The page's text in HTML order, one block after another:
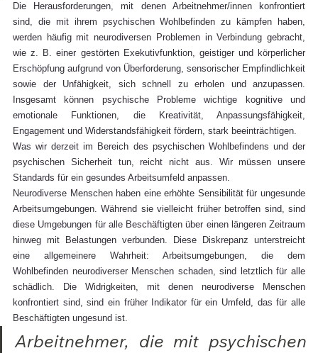
Die Herausforderungen, mit denen Arbeitnehmer/innen konfrontiert
sind, die mit ihrem psychischen Wohlbefinden zu kämpfen haben,
werden häufig mit neurodiversen Problemen in Verbindung gebracht,
wie z. B. einer gestörten Exekutivfunktion, geistiger und körperlicher
Erschöpfung aufgrund von Überforderung, sensorischer Empfindlichkeit
sowie der Unfähigkeit, sich schnell zu erholen und anzupassen.
Insgesamt können psychische Probleme wichtige kognitive und
emotionale Funktionen, die Kreativität, Anpassungsfähigkeit,
Engagement und Widerstandsfähigkeit fördern, stark beeinträchtigen.
Was wir derzeit im Bereich des psychischen Wohlbefindens und der
psychischen Sicherheit tun, reicht nicht aus. Wir müssen unsere
Standards für ein gesundes Arbeitsumfeld anpassen.
Neurodiverse Menschen haben eine erhöhte Sensibilität für ungesunde
Arbeitsumgebungen. Während sie vielleicht früher betroffen sind, sind
diese Umgebungen für alle Beschäftigten über einen längeren Zeitraum
hinweg mit Belastungen verbunden. Diese Diskrepanz unterstreicht
eine allgemeinere Wahrheit: Arbeitsumgebungen, die dem
Wohlbefinden neurodiverser Menschen schaden, sind letztlich für alle
schädlich. Die Widrigkeiten, mit denen neurodiverse Menschen
konfrontiert sind, sind ein früher Indikator für ein Umfeld, das für alle
Beschäftigten ungesund ist.
Arbeitnehmer, die mit psychischen